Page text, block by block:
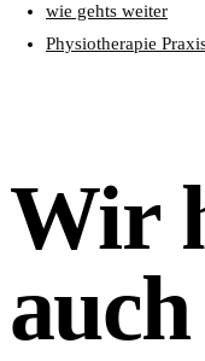
wie gehts weiter
Physiotherapie
Wir